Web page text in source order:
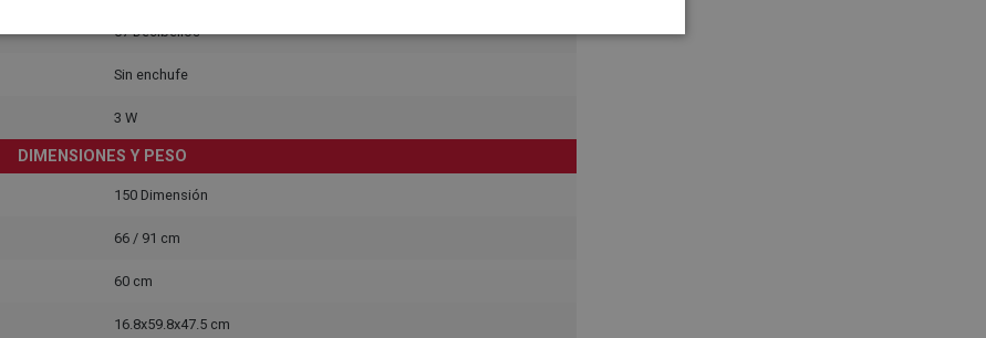
67 Decibelios
Sin enchufe
3 W
DIMENSIONES Y PESO
150 Dimensión
66 / 91 cm
60 cm
16.8x59.8x47.5 cm